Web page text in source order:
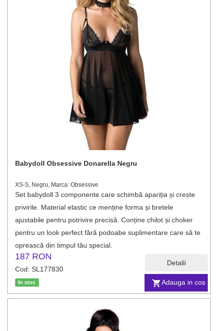
Adauga in cos
Detalii
Babydoll Obsessive Donarella Negru
XS-S, Negru, Marca: Obsessive
Set babydoll 3 componente care schimbă apariția și crește
privirile. Material elastic ce menține forma și bretele
ajustabile pentru potrivire precisă. Conține chilot și choker
pentru un look perfect fără podoabe suplimentare care să te
oprească din timpul tău special.
187 RON
Cod: SL177830
In stoc